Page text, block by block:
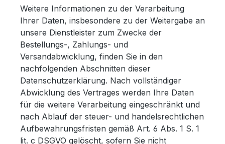
Weitere Informationen zu der Verarbeitung
Ihrer Daten, insbesondere zu der Weitergabe an
unsere Dienstleister zum Zwecke der
Bestellungs-, Zahlungs- und
Versandabwicklung, finden Sie in den
nachfolgenden Abschnitten dieser
Datenschutzerklärung. Nach vollständiger
Abwicklung des Vertrages werden Ihre Daten
für die weitere Verarbeitung eingeschränkt und
nach Ablauf der steuer- und handelsrechtlichen
Aufbewahrungsfristen gemäß Art. 6 Abs. 1 S. 1
lit. c DSGVO gelöscht, sofern Sie nicht